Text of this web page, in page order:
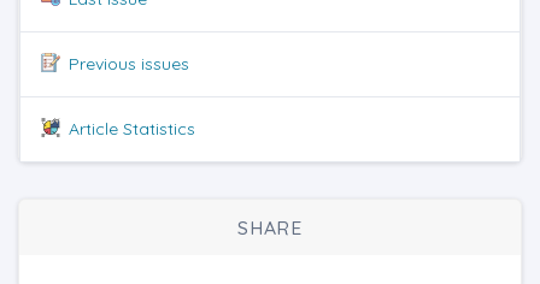
Previous issues
Article Statistics
SHARE